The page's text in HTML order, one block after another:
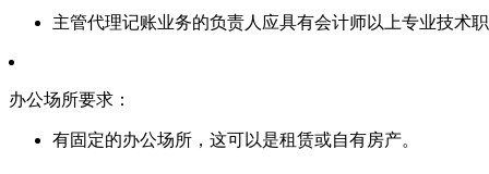
主管代理记账业务的负责人应具有会计师以上专业技术
办公场所要求：
有固定的办公场所，这可以是租赁或自有房产。